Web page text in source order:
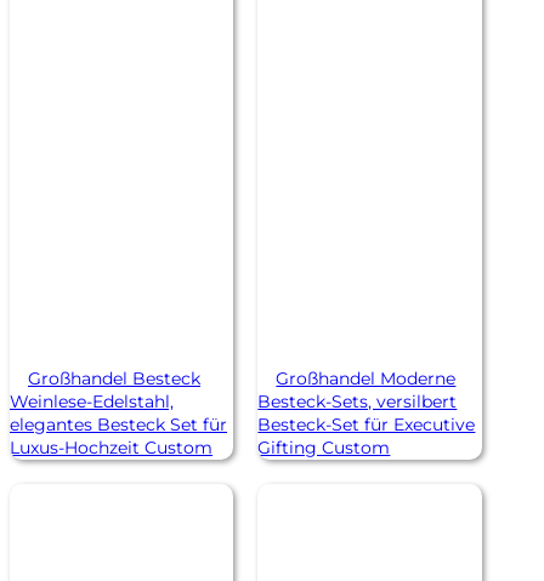
Großhandel Besteck
Weinlese-Edelstahl,
elegantes Besteck Set für
Luxus-Hochzeit Custom
Großhandel Moderne
Besteck-Sets, versilbert
Besteck-Set für Executive
Gifting Custom